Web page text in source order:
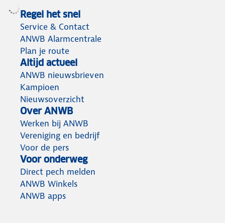
Regel het snel
Service & Contact
ANWB Alarmcentrale
Plan je route
Altijd actueel
ANWB nieuwsbrieven
Kampioen
Nieuwsoverzicht
Over ANWB
Werken bij ANWB
Vereniging en bedrijf
Voor de pers
Voor onderweg
Direct pech melden
ANWB Winkels
ANWB apps